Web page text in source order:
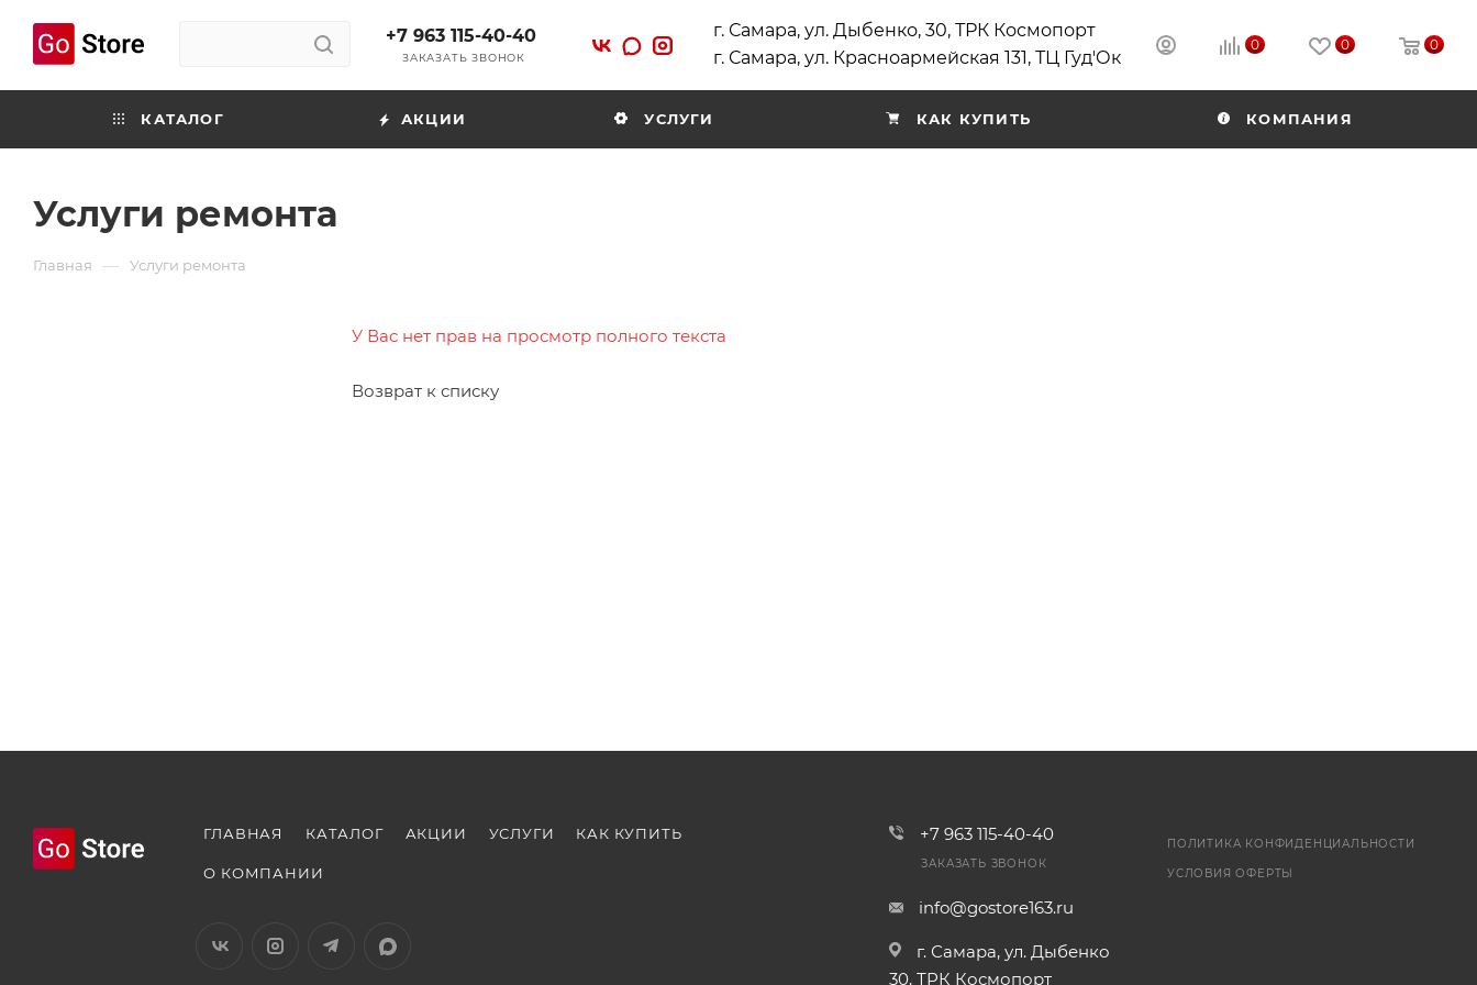
+7 963 115-40-40
ЗАКАЗАТЬ ЗВОНОК
г. Самара, ул. Дыбенко, 30, ТРК Космопорт
г. Самара, ул. Красноармейская 131, ТЦ Гуд'Ок
0 0 0
КАТАЛОГ АКЦИИ УСЛУГИ КАК КУПИТЬ КОМПАНИЯ
Услуги ремонта
Главная — Услуги ремонта
У Вас нет прав на просмотр полного текста
Возврат к списку
ГЛАВНАЯ КАТАЛОГ АКЦИИ УСЛУГИ КАК КУПИТЬ
О КОМПАНИИ
+7 963 115-40-40
ЗАКАЗАТЬ ЗВОНОК
info@gostore163.ru
г. Самара, ул. Дыбенко
30, ТРК Космопорт
ПОЛИТИКА КОНФИДЕНЦИАЛЬНОСТИ
УСЛОВИЯ ОФЕРТЫ